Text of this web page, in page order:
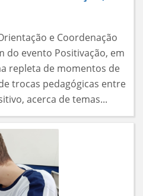
e Coordenação
do evento Positivação, em
repleta de momentos de
trocas pedagógicas entre
acerca de temas...